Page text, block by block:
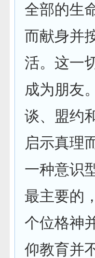
全部的生
而献身并
活。这一
成为朋友
谈、盟约
启示真理
一种意识
最主要的
个位格神
仰教育并